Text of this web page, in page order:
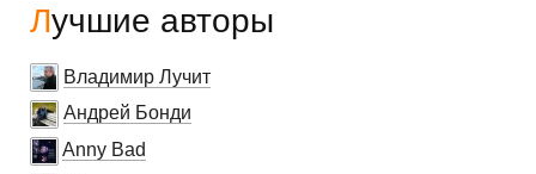
Лучшие авторы
Владимир Лучит
Андрей Бонди
Anny Bad